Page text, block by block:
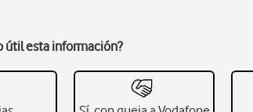
útil esta información?